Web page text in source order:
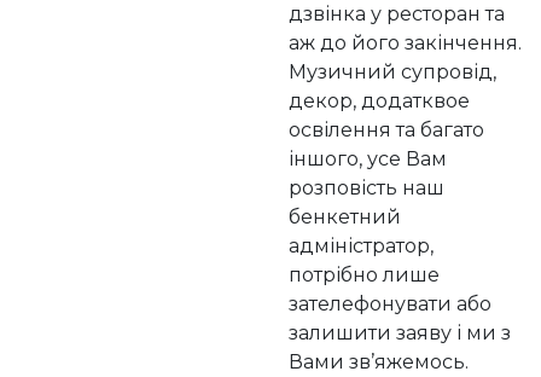
дзвінка у ресторан та
аж до його закінчення.
Музичний супровід,
декор, додатквое
освілення та багато
іншого, усе Вам
розповість наш
бенкетний
адміністратор,
потрібно лише
зателефонувати або
залишити заяву і ми з
Вами зв’яжемось.